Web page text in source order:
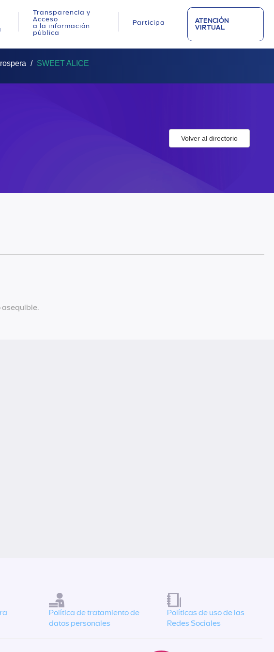
Transparencia y
Acceso
a la información
pública
Participa
ATENCIÓN
VIRTUAL
SWEET ALICE
Volver al directorio
asequible.
Política de tratamiento de
datos personales
Políticas de uso de las
Redes Sociales